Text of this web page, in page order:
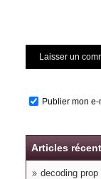
Publier mon e-
Articles
decoding